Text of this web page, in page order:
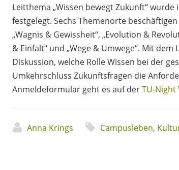
Leitthema „Wissen bewegt Zukunft“
festgelegt. Sechs Themenorte
„Wagnis & Gewissheit“, „Evolution &
& Einfalt“ und „Wege & Umwege“. Mit
Diskussion, welche Rolle Wissen bei der
Umkehrschluss Zukunftsfragen die
Anmeldeformular geht es auf derTU-Night
Anna Krings Campusleben,